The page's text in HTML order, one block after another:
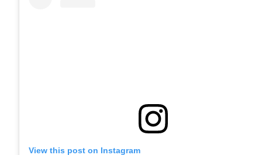
View this post on Instagram